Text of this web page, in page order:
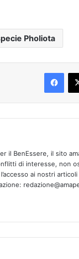
Pholiota
il BenEssere, il sito
di interesse, non
ai nostri